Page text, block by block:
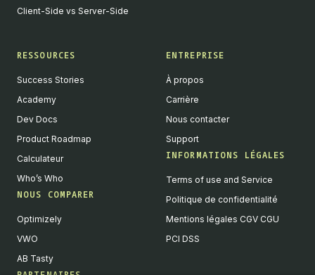
Client-Side vs Server-Side
RESSOURCES
Success Stories
Academy
Dev Docs
Product Roadmap
Calculateur
Who’s Who
NOUS COMPARER
Optimizely
VWO
AB Tasty
ENTREPRISE
À propos
Carrière
Nous contacter
Support
INFORMATIONS LÉGALES
Terms of use and Service
Politique de confidentialité
Mentions légales CGV CGU
PCI DSS